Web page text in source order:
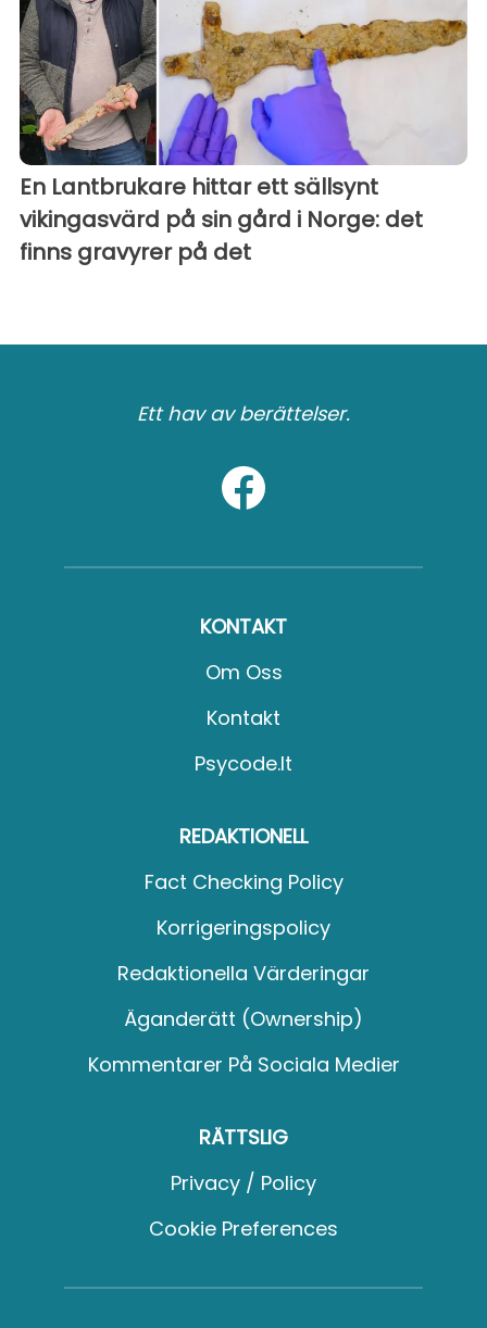
En Lantbrukare hittar ett sällsynt
vikingasvärd på sin gård i Norge: det
finns gravyrer på det
Ett hav av berättelser.
KONTAKT
Om Oss
Kontakt
Psycode.it
REDAKTIONELL
Fact Checking Policy
Korrigeringspolicy
Redaktionella Värderingar
Äganderätt (Ownership)
Kommentarer På Sociala Medier
RÄTTSLIG
Privacy / Policy
Cookie Preferences